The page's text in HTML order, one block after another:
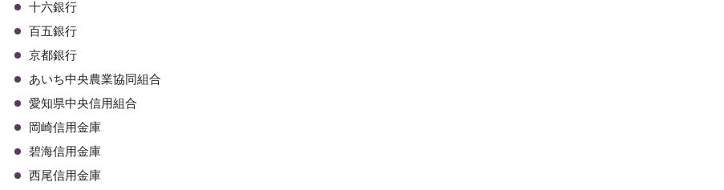
十六銀行
百五銀行
京都銀行
あいち中央農業協同組合
愛知県中央信用組合
岡崎信用金庫
碧海信用金庫
西尾信用金庫